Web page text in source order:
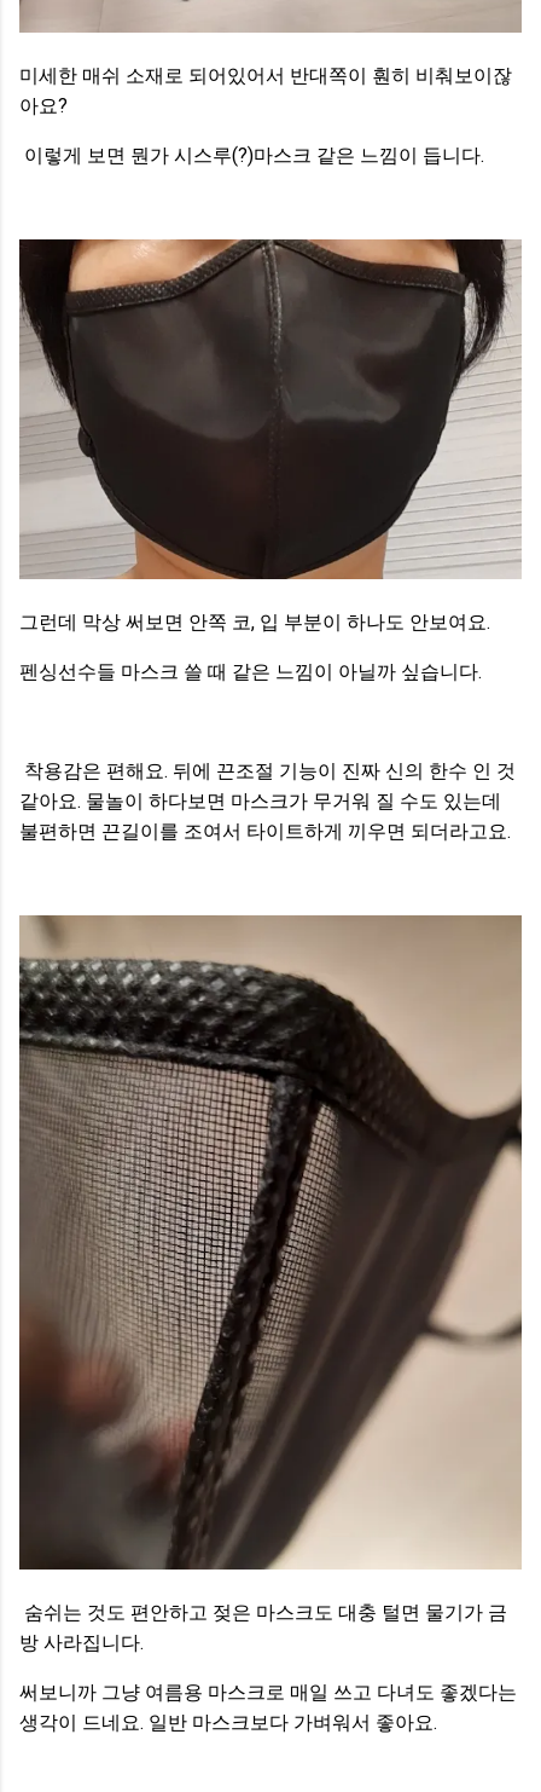
미세한 매쉬 소재로 되어있어서 반대쪽이 훤히 비춰보이잖
아요?
이렇게 보면 뭔가 시스루(?)마스크 같은 느낌이 듭니다.
그런데 막상 써보면 안쪽 코, 입 부분이 하나도 안보여요.
펜싱선수들 마스크 쓸 때 같은 느낌이 아닐까 싶습니다.
착용감은 편해요. 뒤에 끈조절 기능이 진짜 신의 한수 인 것
같아요. 물놀이 하다보면 마스크가 무거워 질 수도 있는데
불편하면 끈길이를 조여서 타이트하게 끼우면 되더라고요.
숨쉬는 것도 편안하고 젖은 마스크도 대충 털면 물기가 금
방 사라집니다.
써보니까 그냥 여름용 마스크로 매일 쓰고 다녀도 좋겠다는
생각이 드네요. 일반 마스크보다 가벼워서 좋아요.